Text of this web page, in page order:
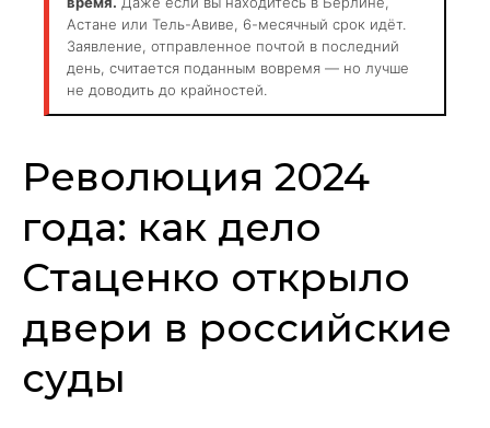
Астане или Тель-Авиве, 6-месячный срок идёт.
Заявление, отправленное почтой в последний
день, считается поданным вовремя — но лучше
не доводить до крайностей.
Революция 2024
года: как дело
Стаценко открыло
двери в российские
суды